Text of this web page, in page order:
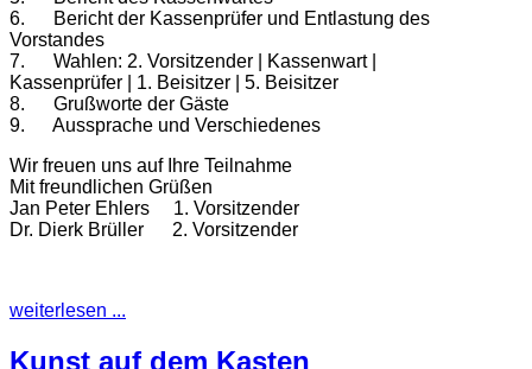
6. Bericht der Kassenprüfer und Entlastung des
Vorstandes
7. Wahlen: 2. Vorsitzender | Kassenwart |
Kassenprüfer | 1. Beisitzer | 5. Beisitzer
8. Grußworte der Gäste
9. Aussprache und Verschiedenes
Wir freuen uns auf Ihre Teilnahme
Mit freundlichen Grüßen
Jan Peter Ehlers 1. Vorsitzender
Dr. Dierk Brüller 2. Vorsitzender
weiterlesen ...
Kunst auf dem Kasten